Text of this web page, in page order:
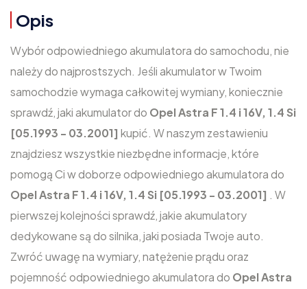
Opis
Wybór odpowiedniego akumulatora do samochodu, nie
należy do najprostszych. Jeśli akumulator w Twoim
samochodzie wymaga całkowitej wymiany, koniecznie
sprawdź, jaki akumulator do Opel Astra F 1.4 i 16V, 1.4 Si
[05.1993 - 03.2001] kupić. W naszym zestawieniu
znajdziesz wszystkie niezbędne informacje, które
pomogą Ci w doborze odpowiedniego akumulatora do
Opel Astra F 1.4 i 16V, 1.4 Si [05.1993 - 03.2001] . W
pierwszej kolejności sprawdź, jakie akumulatory
dedykowane są do silnika, jaki posiada Twoje auto.
Zwróć uwagę na wymiary, natężenie prądu oraz
pojemność odpowiedniego akumulatora do Opel Astra